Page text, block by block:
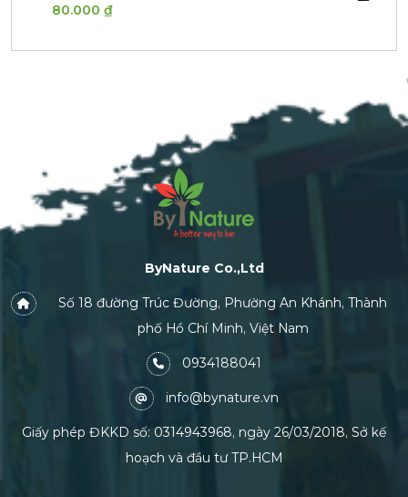
80.000 ₫
ByNature Co.,Ltd
Số 18 đường Trúc Đường, Phường An Khánh, Thành
phố Hồ Chí Minh, Việt Nam
0934188041
info@bynature.vn
Giấy phép ĐKKD số: 0314943968, ngày 26/03/2018, Sở kế
hoạch và đầu tư TP.HCM